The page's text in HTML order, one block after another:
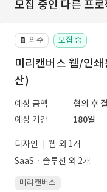
모집 중인 다른 프
📔 외주 모집 중
미리캔버스 웹/인
산)
예상 금액
협의 후
예상 기간
180일
디자인
웹 외 1개
SaaSㆍ솔루션 외 2개
미리캔버스